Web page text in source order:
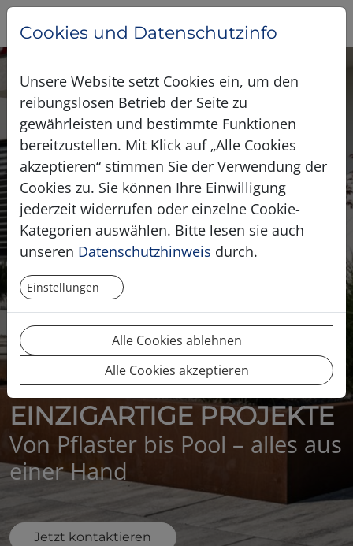
EINZIGARTIGE PROJEKTE
Von Pflaster bis Pool – alles aus
einer Hand
Jetzt kontaktieren
Cookies und Datenschutzinfo
Unsere Website setzt Cookies ein, um den
reibungslosen Betrieb der Seite zu
gewährleisten und bestimmte Funktionen
bereitzustellen. Mit Klick auf „Alle Cookies
akzeptieren“ stimmen Sie der Verwendung der
Cookies zu. Sie können Ihre Einwilligung
jederzeit widerrufen oder einzelne Cookie-
Kategorien auswählen. Bitte lesen sie auch
unseren Datenschutzhinweis durch.
Einstellungen
Alle Cookies ablehnen
Alle Cookies akzeptieren